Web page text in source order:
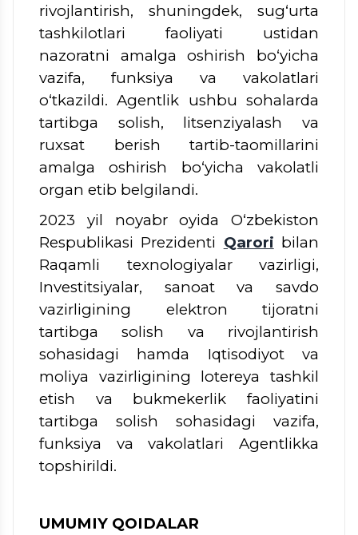
rivojlantirish, shuningdek, sug‘urta
tashkilotlari faoliyati ustidan
nazoratni amalga oshirish bo‘yicha
vazifa, funksiya va vakolatlari
o‘tkazildi. Agentlik ushbu sohalarda
tartibga solish, litsenziyalash va
ruxsat berish tartib-taomillarini
amalga oshirish bo‘yicha vakolatli
organ etib belgilandi.
2023 yil noyabr oyida O‘zbekiston
Respublikasi Prezidenti Qarori bilan
Raqamli texnologiyalar vazirligi,
Investitsiyalar, sanoat va savdo
vazirligining elektron tijoratni
tartibga solish va rivojlantirish
sohasidagi hamda Iqtisodiyot va
moliya vazirligining lotereya tashkil
etish va bukmekerlik faoliyatini
tartibga solish sohasidagi vazifa,
funksiya va vakolatlari Agentlikka
topshirildi.
UMUMIY QOIDALAR